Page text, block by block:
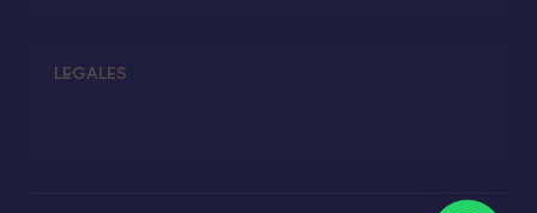
LEGALES